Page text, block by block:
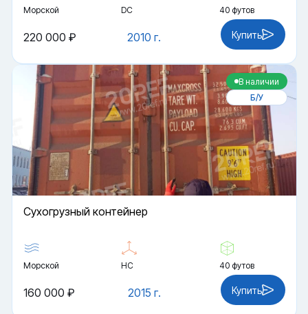
Морской DC 40 футов
2010 г.
220 000 ₽ Купить
В наличии
Б/У
Cухогрузный контейнер
Морской HC 40 футов
2015 г.
160 000 ₽ Купить